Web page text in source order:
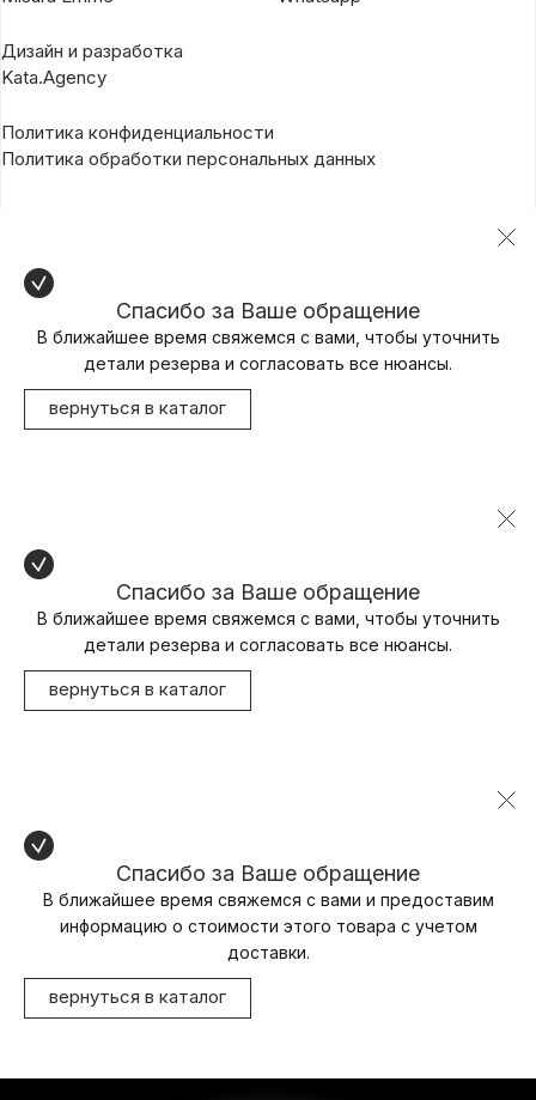
Дизайн и разработка
Kata.Agency
Политика конфиденциальности
Политика обработки персональных данных
Спасибо за Ваше обращение
В ближайшее время свяжемся с вами, чтобы уточнить
детали резерва и согласовать все нюансы.
вернуться в каталог
Спасибо за Ваше обращение
В ближайшее время свяжемся с вами, чтобы уточнить
детали резерва и согласовать все нюансы.
вернуться в каталог
Спасибо за Ваше обращение
В ближайшее время свяжемся с вами и предоставим
информацию о стоимости этого товара с учетом
доставки.
вернуться в каталог